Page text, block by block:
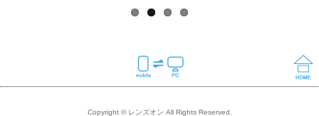
Copyright © レンズオン All Rights Reserved.